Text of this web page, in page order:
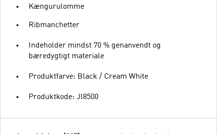
Kængurulomme
Ribmanchetter
Indeholder mindst 70 % genanvendt og
bæredygtigt materiale
Produktfarve: Black / Cream White
Produktkode: JI8500